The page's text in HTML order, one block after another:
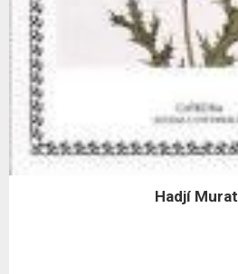
Hadjí Murat